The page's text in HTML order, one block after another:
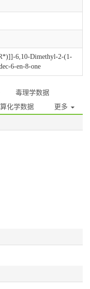
6,10-Dimethyl-2-(1-
6-en-8-one
毒理学数据
化学数据 更多